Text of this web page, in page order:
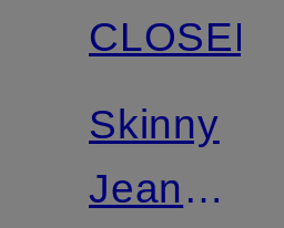
Zertifiziert
CLOSED
Skinny
Jeans